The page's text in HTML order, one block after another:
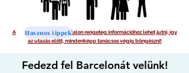
A
oldalon rengeteg információhoz lehet jutni, így
az utazás előtt, mindenképp tanácsos végig böngészni!
Hasznos tippek
Fedezd fel Barcelonát velünk!